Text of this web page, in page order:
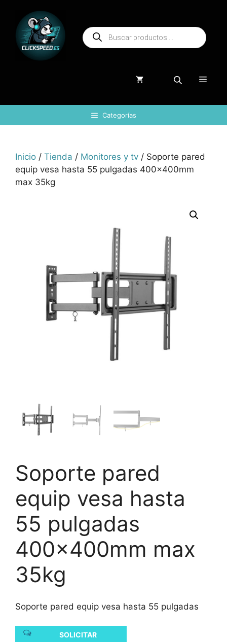
contenido
Búsqueda
de
productos
Menú
Categorías
Inicio / Tienda / Monitores y tv / Soporte pared
equip vesa hasta 55 pulgadas 400x400mm
max 35kg
Soporte pared
equip vesa hasta
55 pulgadas
400x400mm max
35kg
Soporte pared equip vesa hasta 55 pulgadas
SOLICITAR